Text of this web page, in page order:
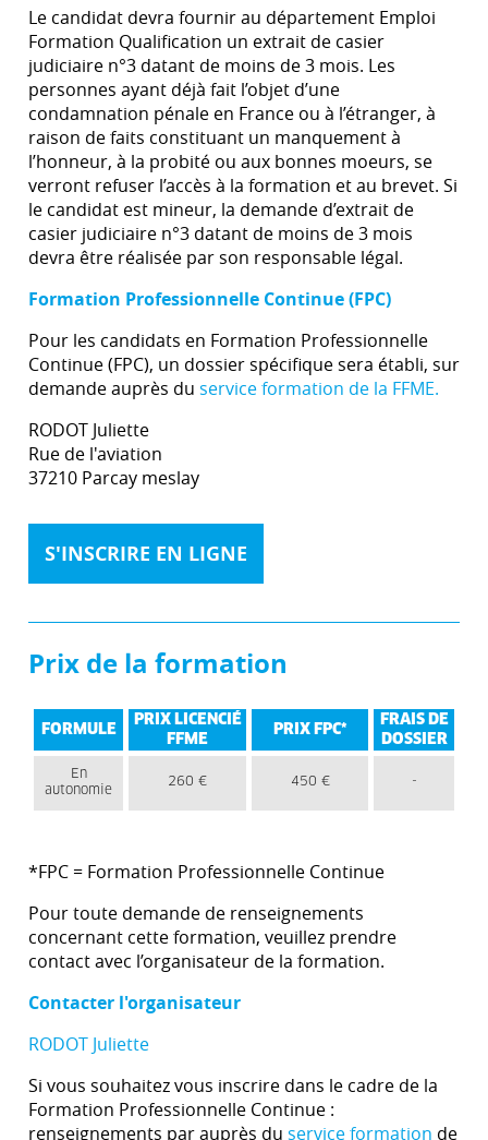
Le candidat devra fournir au département Emploi
Formation Qualification un extrait de casier
judiciaire n°3 datant de moins de 3 mois. Les
personnes ayant déjà fait l’objet d’une
condamnation pénale en France ou à l’étranger, à
raison de faits constituant un manquement à
l’honneur, à la probité ou aux bonnes moeurs, se
verront refuser l’accès à la formation et au brevet. Si
le candidat est mineur, la demande d’extrait de
casier judiciaire n°3 datant de moins de 3 mois
devra être réalisée par son responsable légal.
Formation Professionnelle Continue (FPC)
Pour les candidats en Formation Professionnelle
Continue (FPC), un dossier spécifique sera établi, sur
demande auprès du service formation de la FFME.
RODOT Juliette
Rue de l'aviation
37210 Parcay meslay
S'INSCRIRE EN LIGNE
Prix de la formation
FORMULE
PRIX LICENCIÉ
FFME
PRIX FPC*
FRAIS DE
DOSSIER
En
autonomie
260 € 450 € -
*FPC = Formation Professionnelle Continue
Pour toute demande de renseignements
concernant cette formation, veuillez prendre
contact avec l’organisateur de la formation.
Contacter l'organisateur
RODOT Juliette
Si vous souhaitez vous inscrire dans le cadre de la
Formation Professionnelle Continue :
renseignements par auprès du service formation de